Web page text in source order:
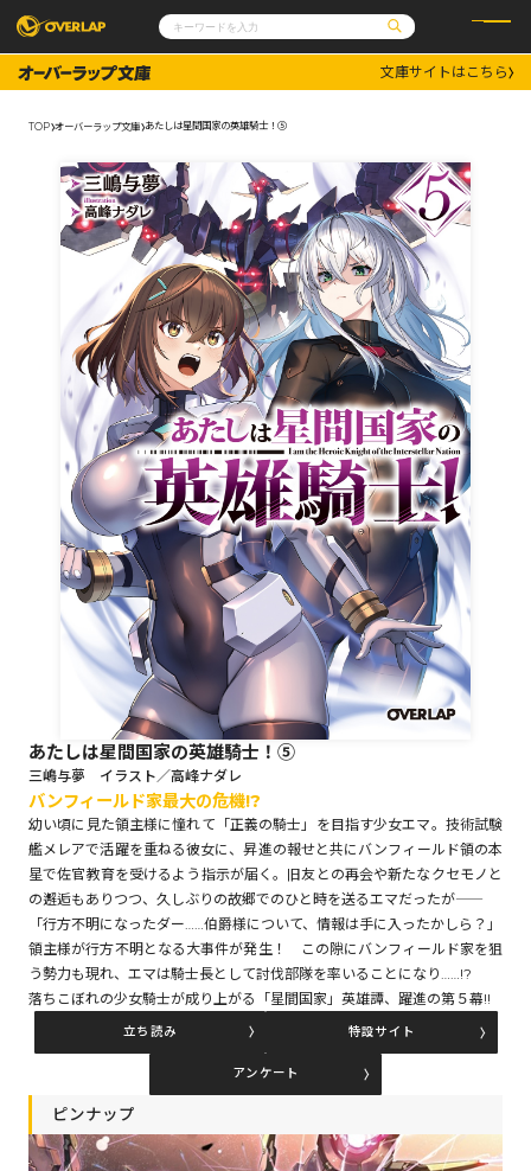
コミックガルド
コミッククリエ
その他
コミックエッセイ
ポケットモンスター
アニメ
ゲーム
通販・NEWS
OVERLAP STORE
オーバーラップ広報室
企業
会社概要
採用情報
アクセス
オーバーラップホールディングス
お問い合わせはこちら
オーバーラップ文庫
オーバーラップノベルス
オーバーラップノベルスf
ロサージュノベルス
コミックガルド
コミッククリエ
コミックパルフェ
コミックエッセイ
文庫サイトはこちら
TOP オーバーラップ文庫 あたしは星間国家の英雄騎士！⑤
あたしは星間国家の英雄騎士！⑤
三嶋与夢 イラスト／高峰ナダレ
バンフィールド家最大の危機!?
幼い頃に見た領主様に憧れて「正義の騎士」を目指す少女エマ。技術試験
艦メレアで活躍を重ねる彼女に、昇進の報せと共にバンフィールド領の本
星で佐官教育を受けるよう指示が届く。旧友との再会や新たなクセモノと
の邂逅もありつつ、久しぶりの故郷でのひと時を送るエマだったが――
「行方不明になったダー……伯爵様について、情報は手に入ったかしら？」
領主様が行方不明となる大事件が発生！ この隙にバンフィールド家を狙
う勢力も現れ、エマは騎士長として討伐部隊を率いることになり……!?
落ちこぼれの少女騎士が成り上がる「星間国家」英雄譚、躍進の第５幕!!
立ち読み 特設サイト
アンケート
ピンナップ